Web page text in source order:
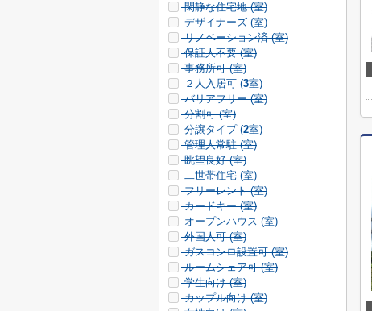
閑静な住宅地 (室)
デザイナーズ (室)
リノベーション済 (室)
保証人不要 (室)
事務所可 (室)
２人入居可 (3室)
バリアフリー (室)
分割可 (室)
分譲タイプ (2室)
管理人常駐 (室)
眺望良好 (室)
二世帯住宅 (室)
フリーレント (室)
カードキー (室)
オープンハウス (室)
外国人可 (室)
ガスコンロ設置可 (室)
ルームシェア可 (室)
学生向け (室)
カップル向け (室)